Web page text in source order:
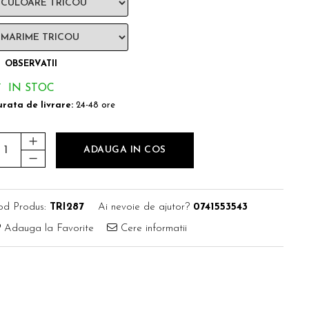
OBSERVATII
IN STOC
de livrare: 24-48 ore
ADAUGA IN COS
Produs: TRI287 Ai nevoie de ajutor? 0741553543
Adauga la Favorite Cere informatii